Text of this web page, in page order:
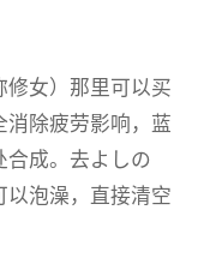
女）那里可以买
消除疲劳影响，蓝
合成。去よしの
以泡澡，直接清空